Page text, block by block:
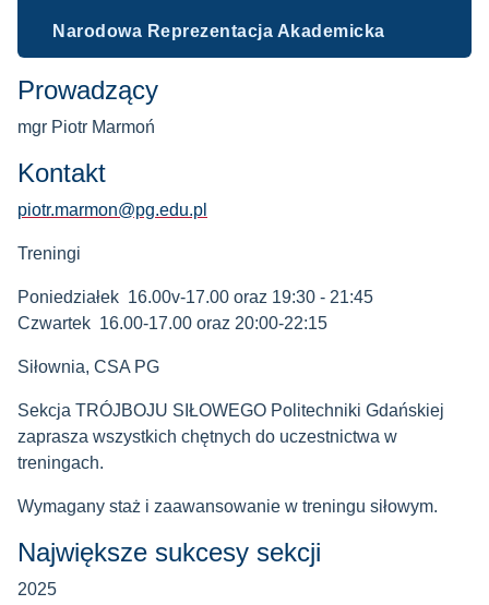
Narodowa Reprezentacja Akademicka
Prowadzący
mgr Piotr Marmoń
Kontakt
piotr.marmon@pg.edu.pl
Treningi
Poniedziałek 16.00v-17.00 oraz 19:30 - 21:45
Czwartek 16.00-17.00 oraz 20:00-22:15
Siłownia, CSA PG
Sekcja TRÓJBOJU SIŁOWEGO Politechniki Gdańskiej
zaprasza wszystkich chętnych do uczestnictwa w
treningach.
Wymagany staż i zaawansowanie w treningu siłowym.
Największe sukcesy sekcji
2025